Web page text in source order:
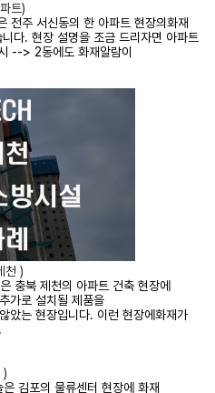
트)
전주 서신동의 한 아파트 현장의화재
다. 현장 설명을 조금 드리자면 아파트
--> 2동에도 화재알람이
천 )
충북 제천의 아파트 건축 현장에
가로 설치될 제품을
았는 현장입니다. 이런 현장에화재가
)
김포의 물류센터 현장에 화재